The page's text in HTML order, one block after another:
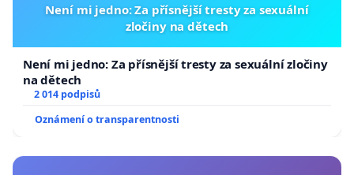
Není mi jedno: Za přísnější tresty za sexuální
zločiny na dětech
Není mi jedno: Za přísnější tresty za sexuální zločiny
na dětech
2 014 podpisů
Oznámení o transparentnosti